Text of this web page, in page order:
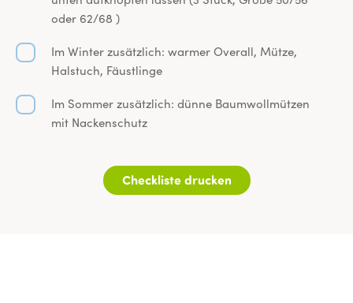
oder 62/68 )
Im Winter zusätzlich: warmer Overall, Mütze,
Halstuch, Fäustlinge
Im Sommer zusätzlich: dünne Baumwollmützen
mit Nackenschutz
Checkliste drucken